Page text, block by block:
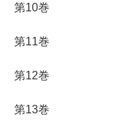
第10巻
第11巻
第12巻
第13巻